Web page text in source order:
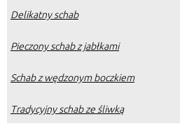
Delikatny schab
Pieczony schab z jabłkami
Schab z wędzonym boczkiem
Tradycyjny schab ze śliwką